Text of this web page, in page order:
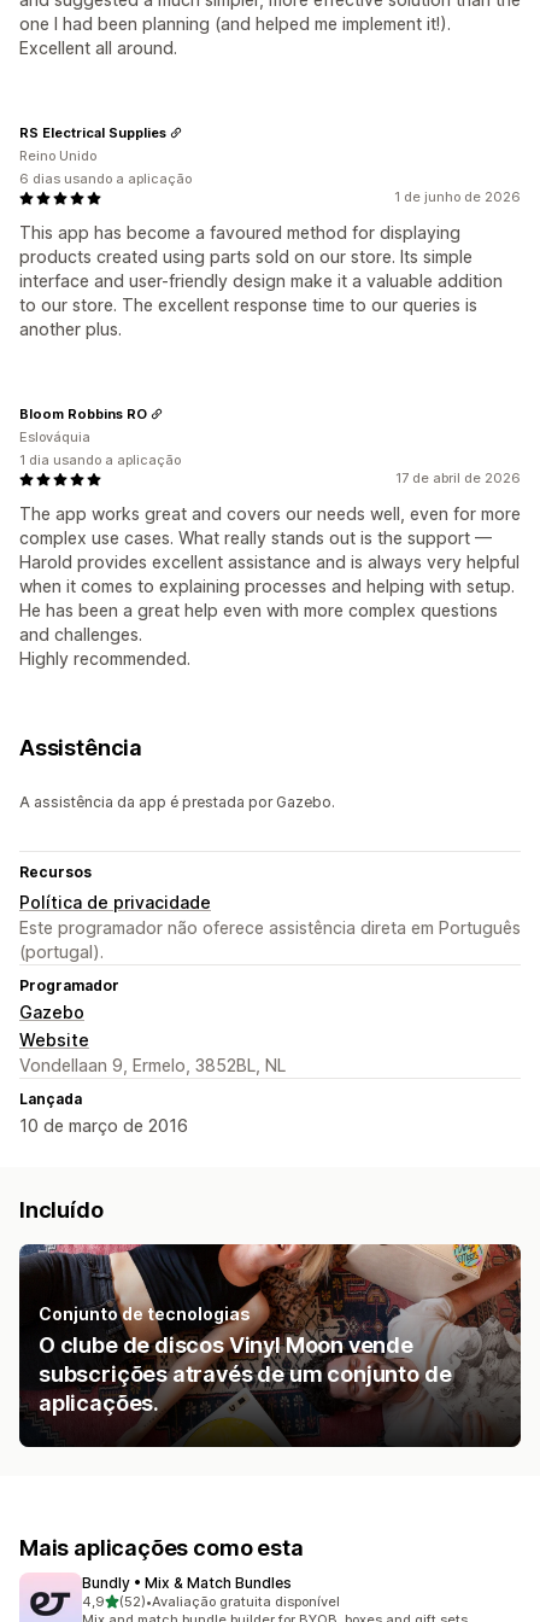
one I had been planning (and helped me implement it!).
Excellent all around.
1 de junho de 2026
This app has become a favoured method for displaying
products created using parts sold on our store. Its simple
interface and user-friendly design make it a valuable addition
to our store. The excellent response time to our queries is
another plus.
RS Electrical Supplies
Reino Unido
6 dias usando a aplicação
17 de abril de 2026
The app works great and covers our needs well, even for more
complex use cases. What really stands out is the support —
Harold provides excellent assistance and is always very helpful
when it comes to explaining processes and helping with setup.
He has been a great help even with more complex questions
and challenges.
Highly recommended.
Bloom Robbins RO
Eslováquia
1 dia usando a aplicação
Assistência
A assistência da app é prestada por Gazebo.
Recursos
Política de privacidade
Este programador não oferece assistência direta em Português
(portugal).
Programador
Gazebo
Website
Vondellaan 9, Ermelo, 3852BL, NL
Lançada
10 de março de 2016
Incluído
Conjunto de tecnologias
O clube de discos Vinyl Moon vende
subscrições através de um conjunto de
aplicações.
Mais aplicações como esta
Bundly • Mix & Match Bundles
4,9de 5 estrelas
(52)
52 total de avaliações
•Avaliação gratuita disponível